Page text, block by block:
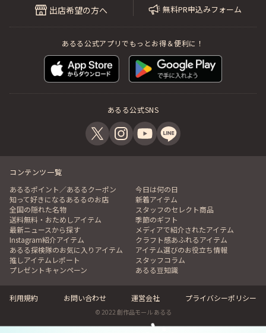
出店希望の方へ 無料PR申込みフォーム
あるる公式アプリでもっとお得＆便利に！
あるる公式SNS
コンテンツ一覧
あるるポイント／あるるクーポン
今日は何の日
知って好きになるあるるのお店
新着アイテム
全国の隠れた名物
スタッフのセレクト商品
送料無料・おためしアイテム
季節のギフト
最新ニュースから探す
メディアで紹介されたアイテム
Instagram紹介アイテム
クラフト感あふれるアイテム
あるる探検隊のお気に入りアイテム
アイテム選びのお役立ち情報
推しアイテムレポート
スタッフコラム
プレゼントキャンペーン
あるる豆知識
利用規約 お問い合わせ 運営会社 プライバシーポリシー
© 2022 創作品モール あるる